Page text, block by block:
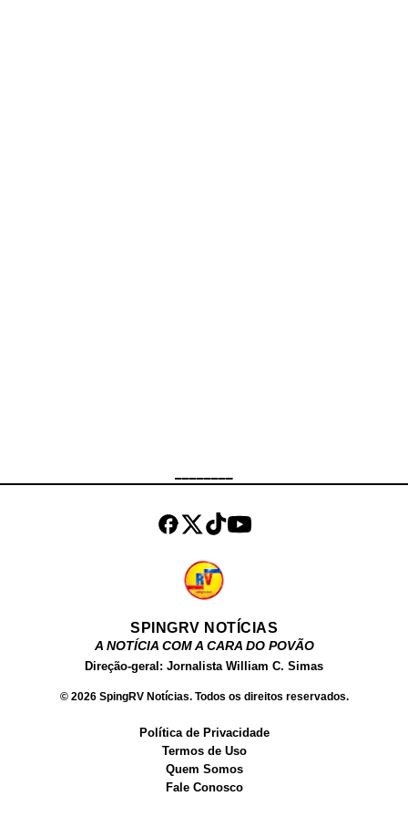
SPINGRV NOTÍCIAS
A NOTÍCIA COM A CARA DO POVÃO
Direção-geral: Jornalista William C. Simas
© 2026 SpingRV Notícias. Todos os direitos reservados.
Política de Privacidade
Termos de Uso
Quem Somos
Fale Conosco